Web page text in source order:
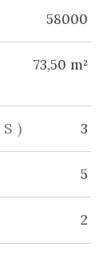
58000
73,50 m²
3
5
2